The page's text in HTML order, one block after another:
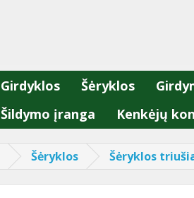
Girdyklos Šėryklos
Šildymo įranga
Kenkėjų
Šėryklos Šėryklos